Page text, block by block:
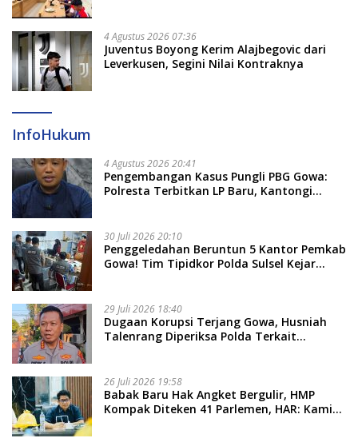
4 Agustus 2026 07:36
Juventus Boyong Kerim Alajbegovic dari
Leverkusen, Segini Nilai Kontraknya
InfoHukum
4 Agustus 2026 20:41
Pengembangan Kasus Pungli PBG Gowa:
Polresta Terbitkan LP Baru, Kantongi
30 Juli 2026 20:10
Penggeledahan Beruntun 5 Kantor Pemkab
Gowa! Tim Tipidkor Polda Sulsel Kejar
29 Juli 2026 18:40
Dugaan Korupsi Terjang Gowa, Husniah
Talenrang Diperiksa Polda Terkait
26 Juli 2026 19:58
​Babak Baru Hak Angket Bergulir, HMP
Kompak Diteken 41 Parlemen, HAR: Kami